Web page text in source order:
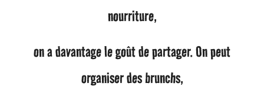
nourriture,
on a davantage le goût de partager. On peut
organiser des brunchs,